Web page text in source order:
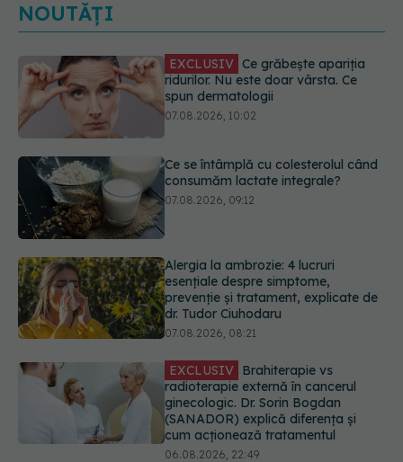
NOUTĂȚI
Ce se întâmplă cu colesterolul când
consumăm lactate integrale?
07.08.2026, 09:12
Alergia la ambrozie: 4 lucruri
esențiale despre simptome,
prevenție și tratament, explicate de
EXCLUSIV Brahiterapie vs
radioterapie externă în cancerul
ginecologic. Dr. Sorin Bogdan
(SANADOR) explică diferența și
06.08.2026, 22:49
EXCLUSIV De ce unele paciente
cu cancer de col uterin nu mai ajung
la operație. Dr. Sorin Bogdan
(SANADOR): Intervenția